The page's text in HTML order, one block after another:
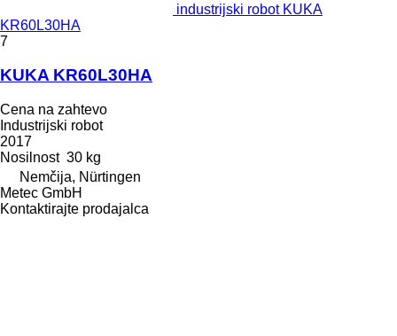
industrijski robot KUKA
KR60L30HA
7
KUKA KR60L30HA
Cena na zahtevo
Industrijski robot
2017
Nosilnost 30 kg
Nemčija, Nürtingen
Metec GmbH
Kontaktirajte prodajalca